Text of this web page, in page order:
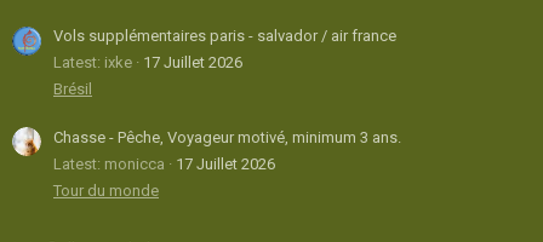
Vols supplémentaires paris - salvador / air france
Latest: ixke
17 Juillet 2026
Brésil
Chasse - Pêche, Voyageur motivé, minimum 3 ans.
Latest: monicca
17 Juillet 2026
Tour du monde